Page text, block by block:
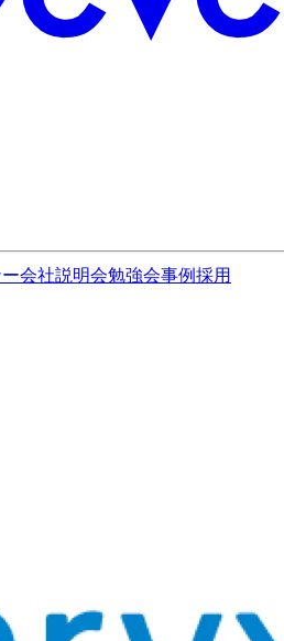
会社説明会勉強会事例採用